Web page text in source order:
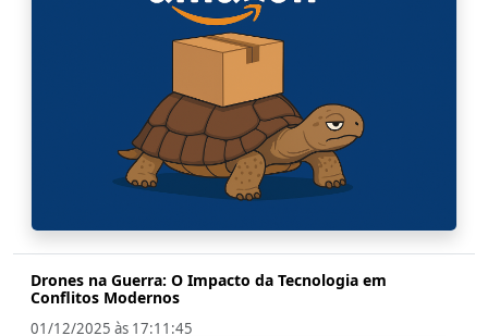
Drones na Guerra: O Impacto da Tecnologia em
Conflitos Modernos
01/12/2025 às 17:11:45